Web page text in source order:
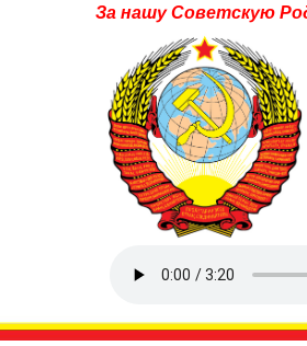
За нашу Советскую